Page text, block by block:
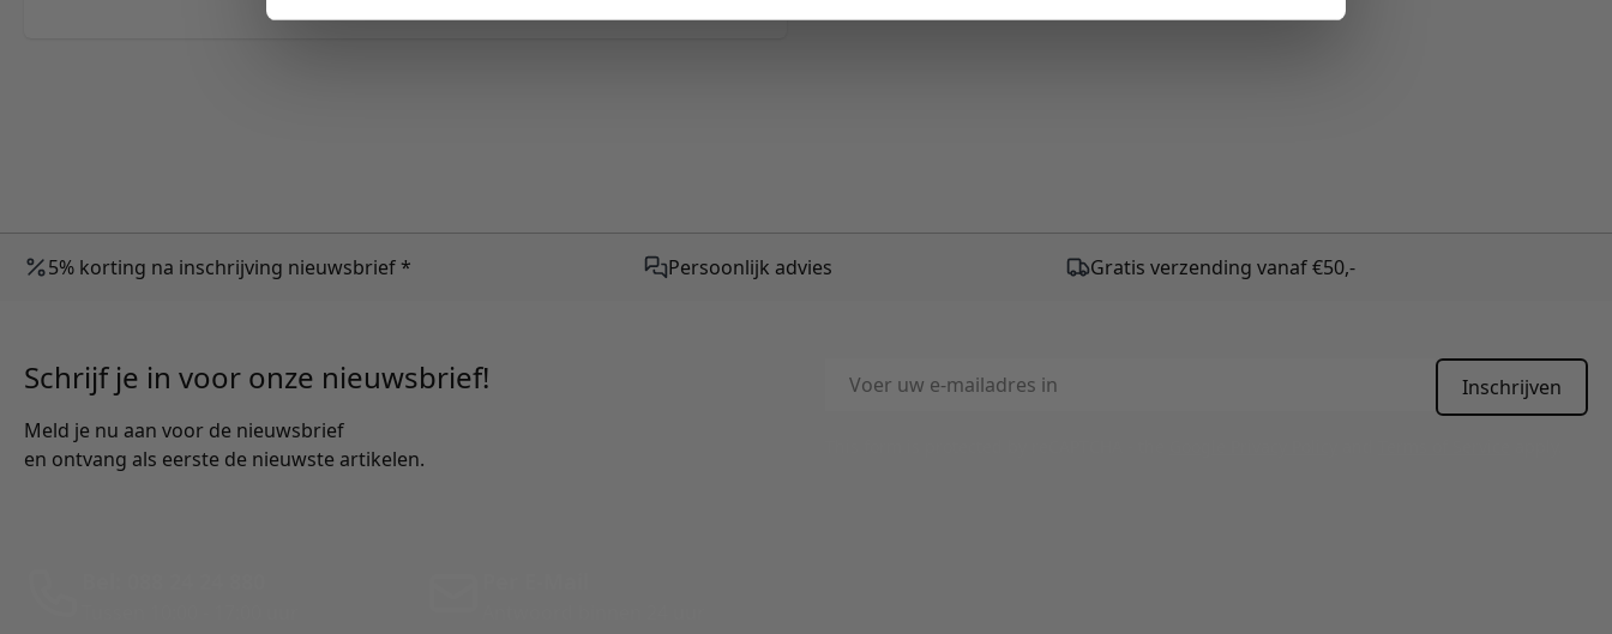
5% korting na inschrijving nieuwsbrief * Persoonlijk advies Gratis verzending vanaf €50,-
Schrijf je in voor onze nieuwsbrief!
Meld je nu aan voor de nieuwsbrief
en ontvang als eerste de nieuwste artikelen.
E-mailadres
Inschrijven